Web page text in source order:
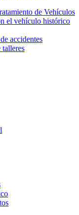
de Vehículos
el vehículo histórico
accidentes
talleres